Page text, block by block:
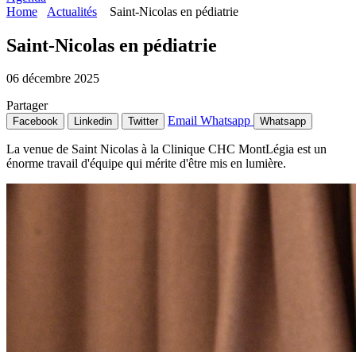
Home
Actualités Saint-Nicolas en pédiatrie
Saint-Nicolas en pédiatrie
06 décembre 2025
Partager
Facebook Linkedin Twitter Email Whatsapp Whatsapp
La venue de Saint Nicolas à la Clinique CHC MontLégia est un
énorme travail d'équipe qui mérite d'être mis en lumière.